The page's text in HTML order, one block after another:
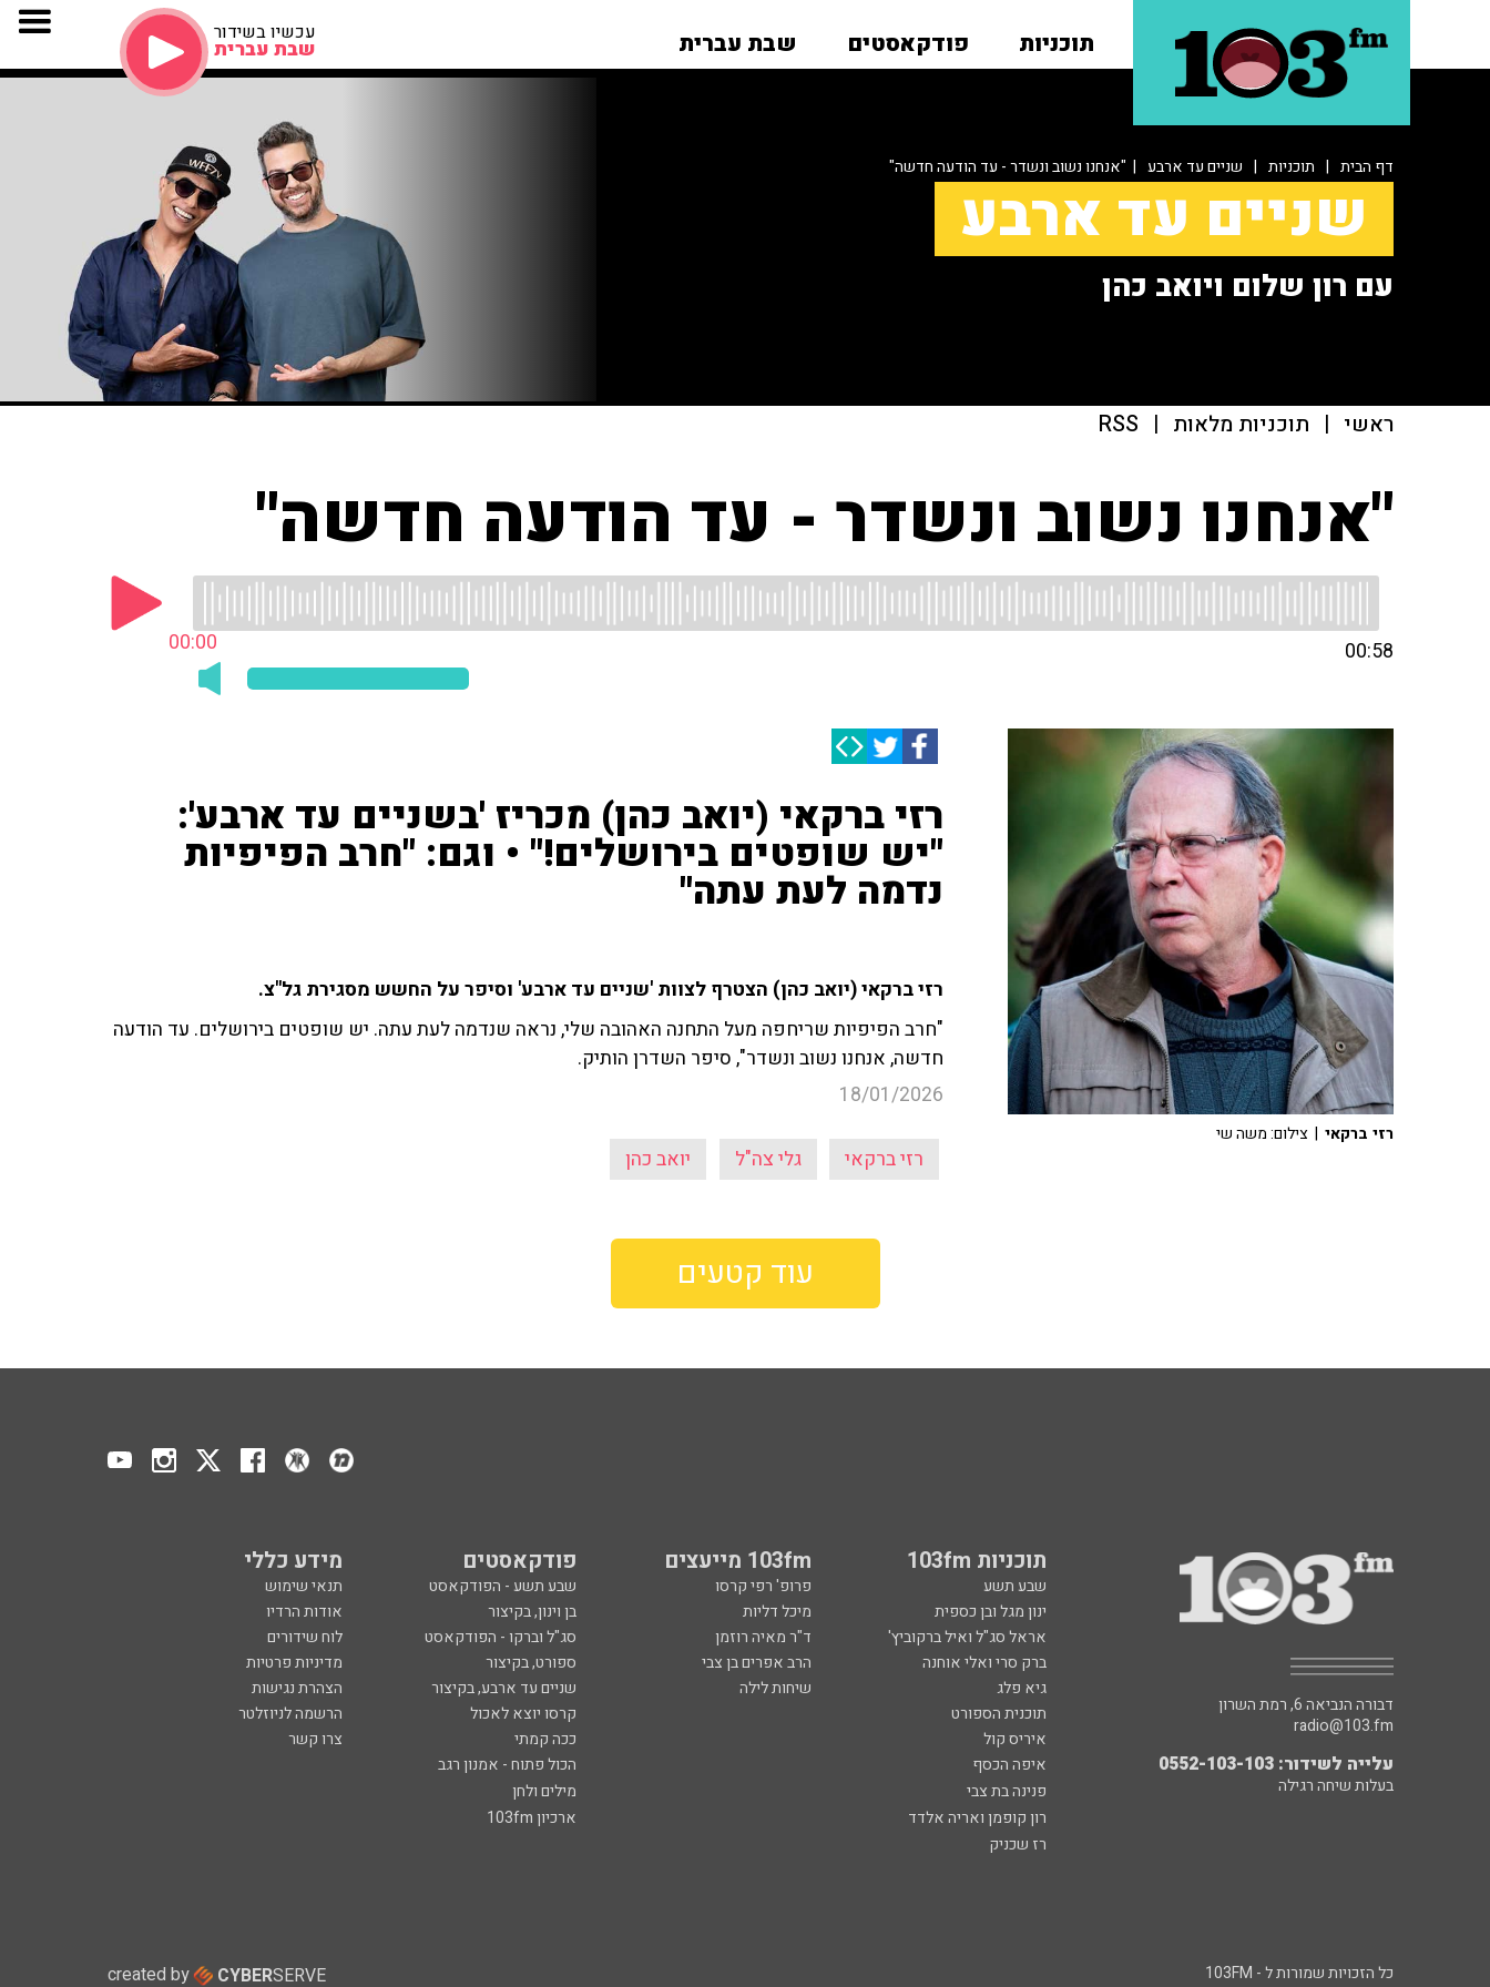
תוכניות פודקאסטים שבת עברית עכשיו בשידור
שבת עברית
דף הבית | תוכניות | שניים עד ארבע | "אנחנו נשוב ונשדר - עד הודעה חדשה"
שניים עד ארבע
עם רון שלום ויואב כהן
ראשי | תוכניות מלאות |
RSS
"אנחנו נשוב ונשדר - עד הודעה חדשה"
00:00 00:58
רזי ברקאי (יואב כהן) מכריז 'בשניים עד ארבע':
"יש שופטים בירושלים!" • וגם: "חרב הפיפיות
נדמה לעת עתה"
רזי ברקאי (יואב כהן) הצטרף לצוות 'שניים עד ארבע' וסיפר על החשש מסגירת גל"צ.
"חרב הפיפיות שריחפה מעל התחנה האהובה שלי, נראה שנדמה לעת עתה. יש שופטים בירושלים. עד הודעה
חדשה, אנחנו נשוב ונשדר", סיפר השדרן הותיק.
18/01/2026
רזי ברקאי גלי צה"ל יואב כהן
רזי ברקאי | צילום: משה שי
עוד קטעים
תוכניות 103fm 103fm מייעצים פודקאסטים מידע כללי
שבע תשע פרופ' רפי קרסו שבע תשע - הפודקאסט
תנאי שימוש
ינון מגל ובן כספית
מיכל דליות בן וינון, בקיצור
אודות הרדיו
אראל סג"ל ואיל ברקוביץ'
ד"ר מאיה רוזמן סג"ל וברקו - הפודקאסט
לוח שידורים
ברק סרי ואלי אוחנה
הרב אפרים בן צבי ספורט, בקיצור
מדיניות פרטיות
גיא פלג
שיחות לילה שניים עד ארבע, בקיצור
הצהרת נגישות
תוכנית הספורט
קרסו יוצא לאכול
הרשמה לניוזלטר
איריס קול
ככה קמתי
צרו קשר
איפה הכסף
הכול פתוח - אמנון רגב
פנינה בת צבי
מילים ולחן
רון קופמן ואריה אלדד
ארכיון 103fm
רז שכניק
דבורה הנביאה 6, רמת השרון
radio@103.fm
עלייה לשידור: 0552-103-103
בעלות שיחה רגילה
כל הזכויות שמורות ל - 103FM created by CYBERSERVE